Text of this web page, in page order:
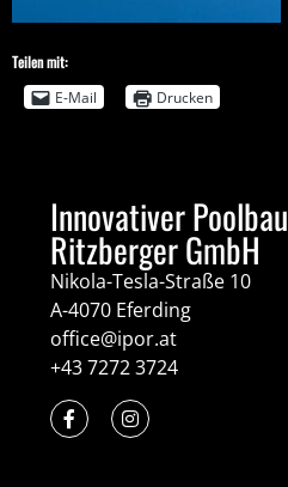
Teilen mit:
E-Mail
Drucken
Innovativer Poolbau
Ritzberger GmbH
Nikola-Tesla-Straße 10
A-4070 Eferding
office@ipor.at
+43 7272 3724